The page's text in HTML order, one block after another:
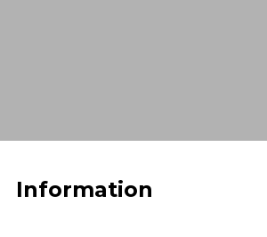
Information